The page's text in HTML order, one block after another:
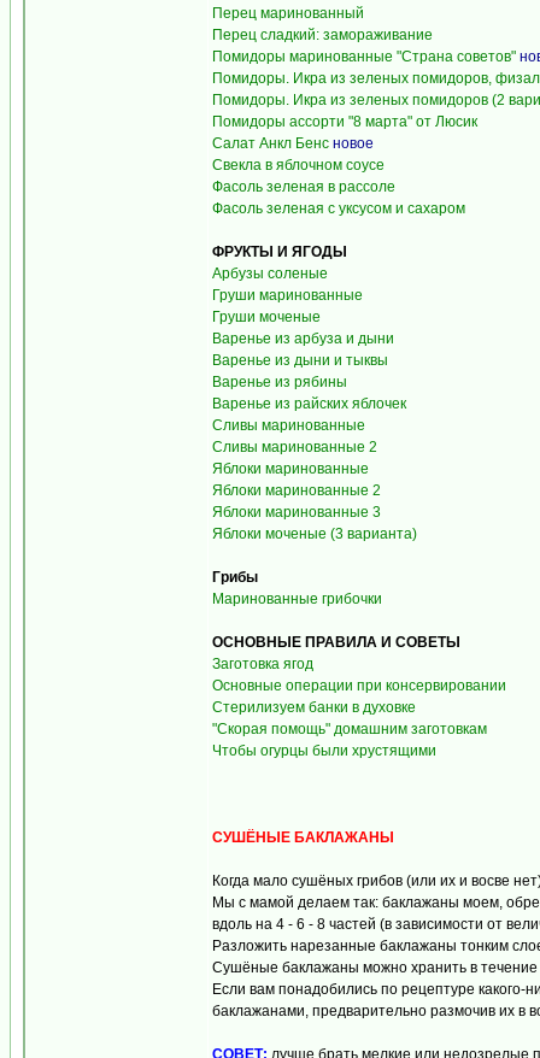
Перец маринованный
Перец сладкий: замораживание
Помидоры маринованные "Страна советов"
Помидоры. Икра из зеленых помидоров,
Помидоры. Икра из зеленых помидоров (2
Помидоры ассорти "8 марта" от Люсик
Салат Анкл Бенс новое
Свекла в яблочном соусе
Фасоль зеленая в рассоле
Фасоль зеленая с уксусом и сахаром
ФРУКТЫ И ЯГОДЫ
Арбузы соленые
Груши маринованные
Груши моченые
Варенье из арбуза и дыни
Варенье из дыни и тыквы
Варенье из рябины
Варенье из райских яблочек
Сливы маринованные
Сливы маринованные 2
Яблоки маринованные
Яблоки маринованные 2
Яблоки маринованные 3
Яблоки моченые (3 варианта)
Грибы
Маринованные грибочки
ОСНОВНЫЕ ПРАВИЛА И СОВЕТЫ
Заготовка ягод
Основные операции при консервировании
Стерилизуем банки в духовке
"Скорая помощь" домашним заготовкам
Чтобы огурцы были хрустящими
СУШЁНЫЕ БАКЛАЖАНЫ
Когда мало сушёных грибов (или их и восве
Мы с мамой делаем так: баклажаны моем,
вдоль на 4 - 6 - 8 частей (в зависимости от
Разложить нарезанные баклажаны тонким
Сушёные баклажаны можно хранить в течение
Если вам понадобились по рецептуре
баклажанами, предварительно размочив их в
СОВЕТ: лучше брать мелкие или недозрелые